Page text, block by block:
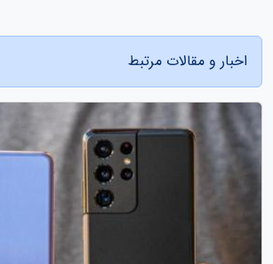
اخبار و مقالات مرتبط